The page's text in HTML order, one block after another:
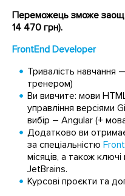
Переможець зможе
14 470 грн).
FrontEnd Developer
Тривалість навчання
тренером)
Ви вивчите: мови
управління версіями
вибір – Angular (+
Додатково ви
за спеціальністю
місяців, а також
JetBrains.
Курсові проєкти та